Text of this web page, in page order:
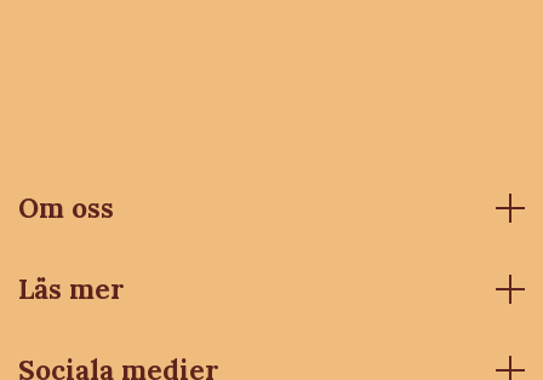
Om oss
Läs mer
Sociala medier